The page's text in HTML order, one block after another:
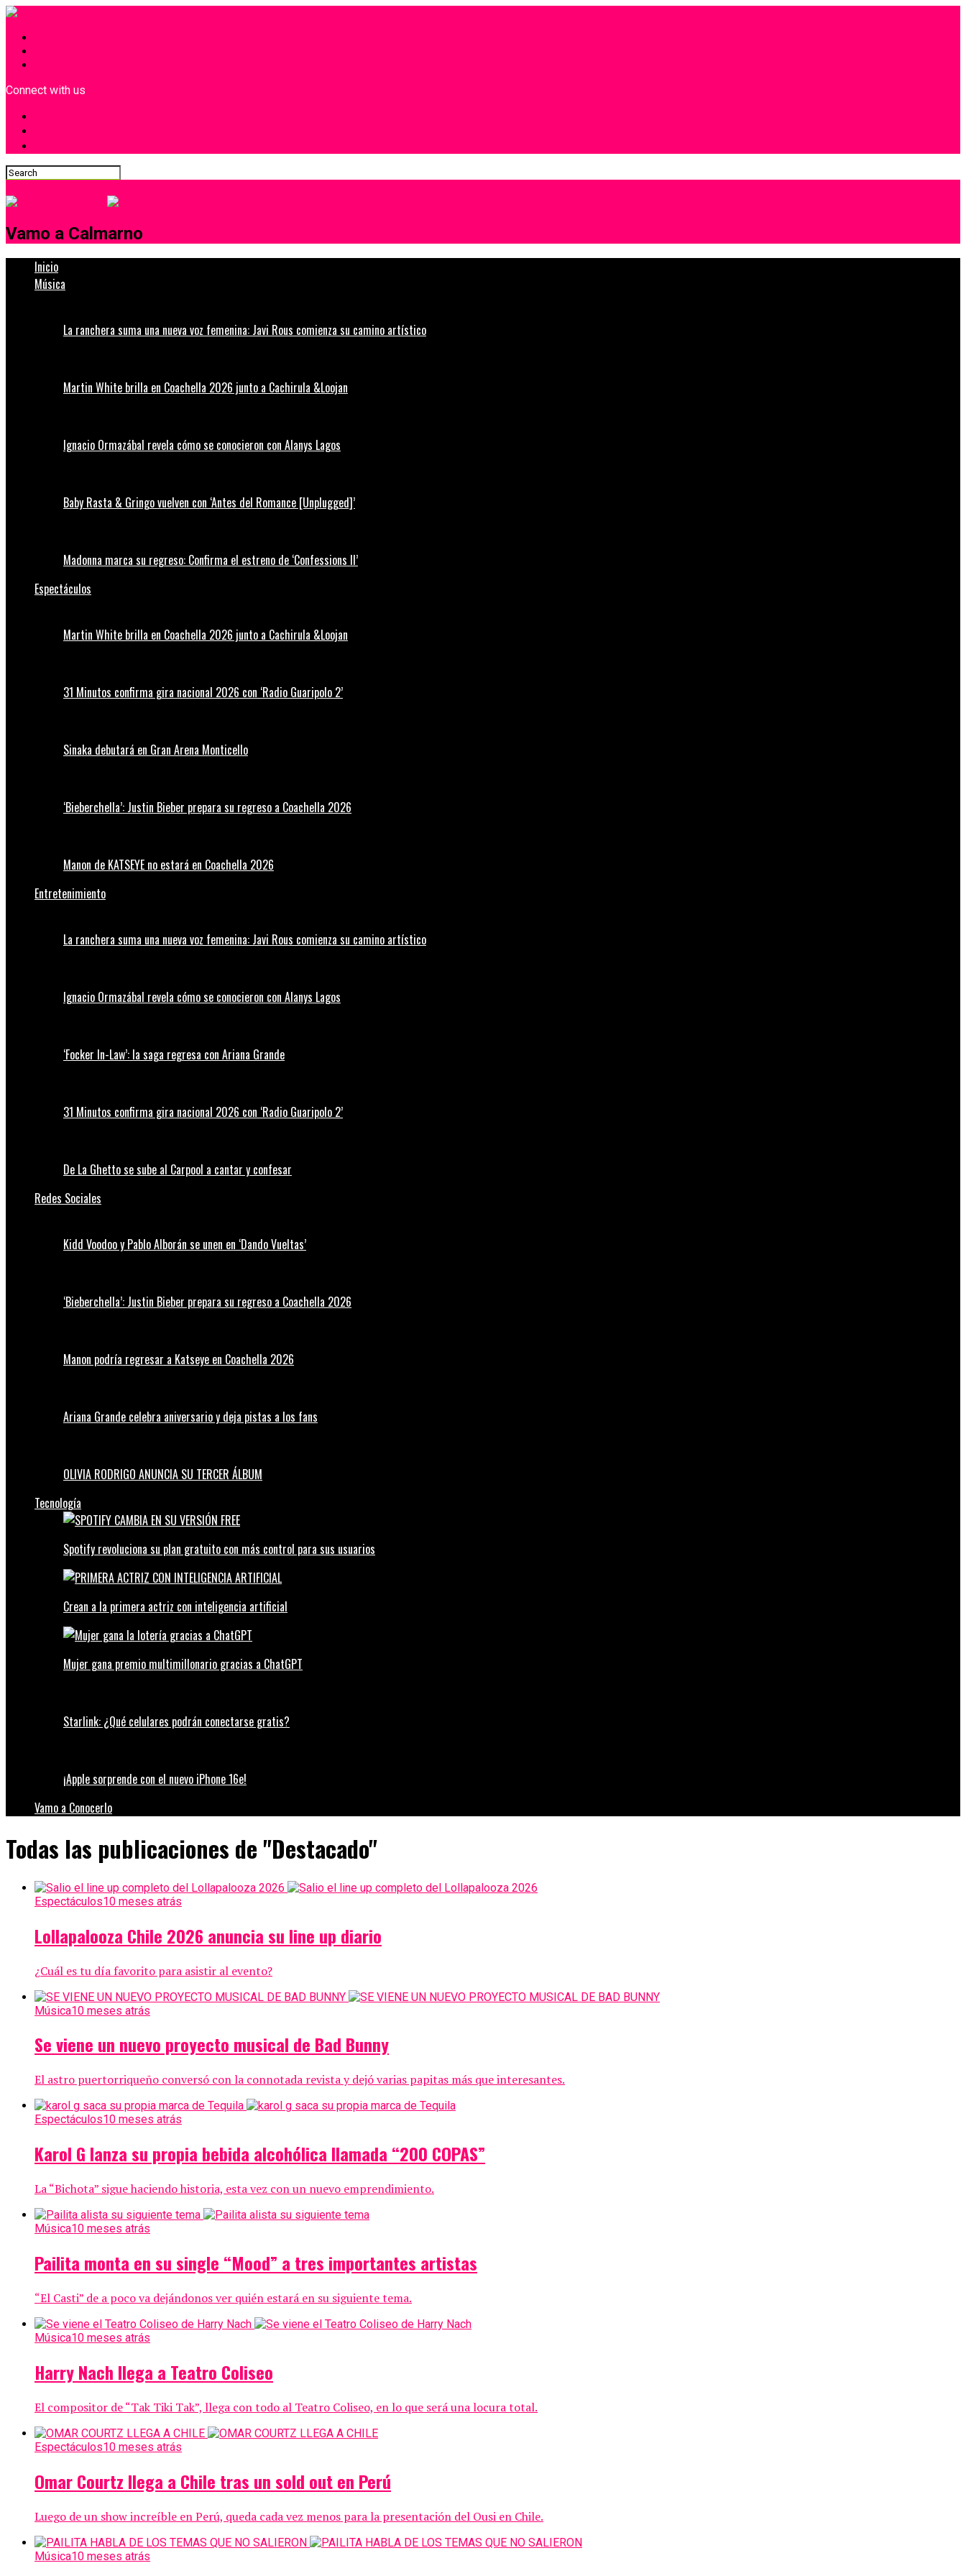
Connect with us
Vamo a Calmarno
Inicio
Música
La ranchera suma una nueva voz femenina: Javi Rous comienza su camino artístico
Martin White brilla en Coachella 2026 junto a Cachirula &Loojan
Ignacio Ormazábal revela cómo se conocieron con Alanys Lagos
Baby Rasta & Gringo vuelven con ‘Antes del Romance [Unplugged]’
Madonna marca su regreso: Confirma el estreno de ‘Confessions II’
Espectáculos
Martin White brilla en Coachella 2026 junto a Cachirula &Loojan
31 Minutos confirma gira nacional 2026 con ‘Radio Guaripolo 2’
Sinaka debutará en Gran Arena Monticello
‘Bieberchella’: Justin Bieber prepara su regreso a Coachella 2026
Manon de KATSEYE no estará en Coachella 2026
Entretenimiento
La ranchera suma una nueva voz femenina: Javi Rous comienza su camino artístico
Ignacio Ormazábal revela cómo se conocieron con Alanys Lagos
‘Focker In-Law’: la saga regresa con Ariana Grande
31 Minutos confirma gira nacional 2026 con ‘Radio Guaripolo 2’
De La Ghetto se sube al Carpool a cantar y confesar
Redes Sociales
Kidd Voodoo y Pablo Alborán se unen en ‘Dando Vueltas’
‘Bieberchella’: Justin Bieber prepara su regreso a Coachella 2026
Manon podría regresar a Katseye en Coachella 2026
Ariana Grande celebra aniversario y deja pistas a los fans
OLIVIA RODRIGO ANUNCIA SU TERCER ÁLBUM
Tecnología
Spotify revoluciona su plan gratuito con más control para sus usuarios
Crean a la primera actriz con inteligencia artificial
Mujer gana premio multimillonario gracias a ChatGPT
Starlink: ¿Qué celulares podrán conectarse gratis?
¡Apple sorprende con el nuevo iPhone 16e!
Vamo a Conocerlo
Todas las publicaciones de "Destacado"
Espectáculos10 meses atrás
Lollapalooza Chile 2026 anuncia su line up diario
¿Cuál es tu día favorito para asistir al evento?
Música10 meses atrás
Se viene un nuevo proyecto musical de Bad Bunny
El astro puertorriqueño conversó con la connotada revista y dejó varias papitas más que interesantes.
Espectáculos10 meses atrás
Karol G lanza su propia bebida alcohólica llamada “200 COPAS”
La “Bichota” sigue haciendo historia, esta vez con un nuevo emprendimiento.
Música10 meses atrás
Pailita monta en su single “Mood” a tres importantes artistas
“El Casti” de a poco va dejándonos ver quién estará en su siguiente tema.
Música10 meses atrás
Harry Nach llega a Teatro Coliseo
El compositor de “Tak Tiki Tak”, llega con todo al Teatro Coliseo, en lo que será una locura total.
Espectáculos10 meses atrás
Omar Courtz llega a Chile tras un sold out en Perú
Luego de un show increíble en Perú, queda cada vez menos para la presentación del Ousi en Chile.
Música10 meses atrás